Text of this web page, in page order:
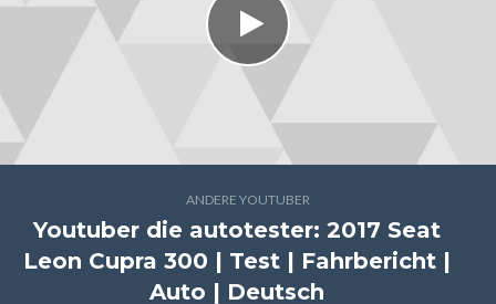
ANDERE YOUTUBER
Youtuber die autotester: 2017 Seat
Leon Cupra 300 | Test | Fahrbericht |
Auto | Deutsch